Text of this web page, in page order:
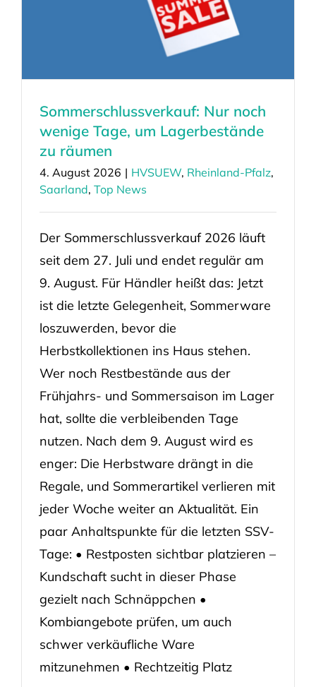
Sommerschlussverkauf: Nur noch
wenige Tage, um Lagerbestände
zu räumen
4. August 2026 | HVSUEW, Rheinland-Pfalz,
Saarland, Top News
Der Sommerschlussverkauf 2026 läuft
seit dem 27. Juli und endet regulär am
9. August. Für Händler heißt das: Jetzt
ist die letzte Gelegenheit, Sommerware
loszuwerden, bevor die
Herbstkollektionen ins Haus stehen.
Wer noch Restbestände aus der
Frühjahrs- und Sommersaison im Lager
hat, sollte die verbleibenden Tage
nutzen. Nach dem 9. August wird es
enger: Die Herbstware drängt in die
Regale, und Sommerartikel verlieren mit
jeder Woche weiter an Aktualität. Ein
paar Anhaltspunkte für die letzten SSV-
Tage: • Restposten sichtbar platzieren –
Kundschaft sucht in dieser Phase
gezielt nach Schnäppchen •
Kombiangebote prüfen, um auch
schwer verkäufliche Ware
mitzunehmen • Rechtzeitig Platz